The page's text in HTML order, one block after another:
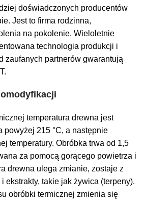
doświadczonych producentów
Jest to firma rodzinna,
na pokolenie. Wieloletnie
technologia produkcji i
zaufanych partnerów gwarantują
temperatura drewna jest
powyżej 215 °C, a następnie
temperatury. Obróbka trwa od 1,5
za pomocą gorącego powietrza i
drewna ulega zmianie, zostaje z
ekstrakty, takie jak żywica (terpeny).
obróbki termicznej zmienia się